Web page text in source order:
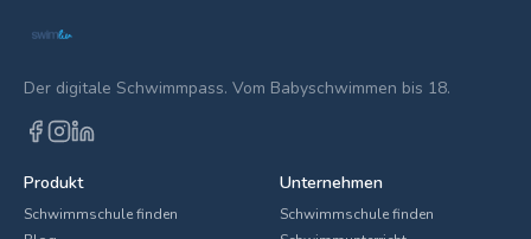
Der digitale Schwimmpass. Vom Babyschwimmen bis 18.
Produkt
Schwimmschule finden
Unternehmen
Schwimmschule finden